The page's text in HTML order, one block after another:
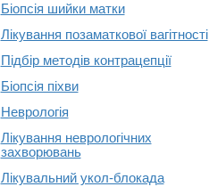
Біопсія шийки матки
Лікування позаматкової вагітності
Підбір методів контрацепції
Біопсія піхви
Неврологія
Лікування неврологічних
захворювань
Лікувальний укол-блокада